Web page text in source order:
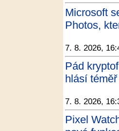
Microsoft
Photos,
7. 8. 2026,
Pád
hlásí
7. 8. 2026,
Pixel